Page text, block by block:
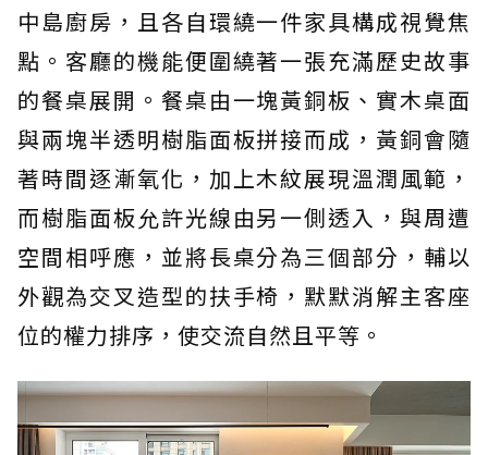
中島廚房，且各自環繞一件家具構成視覺焦
點。客廳的機能便圍繞著一張充滿歷史故事
的餐桌展開。餐桌由一塊黃銅板、實木桌面
與兩塊半透明樹脂面板拼接而成，黃銅會隨
著時間逐漸氧化，加上木紋展現溫潤風範，
而樹脂面板允許光線由另一側透入，與周遭
空間相呼應，並將長桌分為三個部分，輔以
外觀為交叉造型的扶手椅，默默消解主客座
位的權力排序，使交流自然且平等。